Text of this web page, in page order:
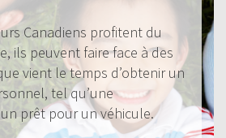
Canadiens profitent du
ils peuvent faire face à des
vient le temps d’obtenir un
tel qu’une
prêt pour un véhicule.